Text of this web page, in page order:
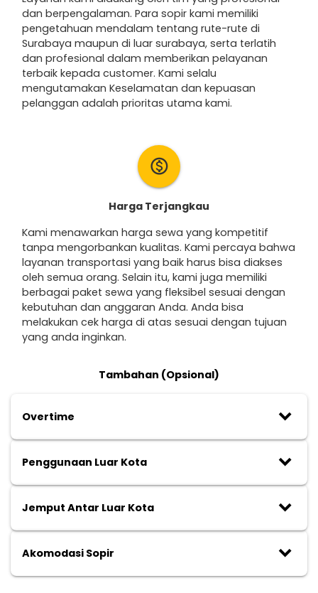
dan berpengalaman. Para sopir kami memiliki
pengetahuan mendalam tentang rute-rute di
Surabaya maupun di luar surabaya, serta terlatih
dan profesional dalam memberikan pelayanan
terbaik kepada customer. Kami selalu
mengutamakan Keselamatan dan kepuasan
pelanggan adalah prioritas utama kami.
monetization_on
Harga Terjangkau
Kami menawarkan harga sewa yang kompetitif
tanpa mengorbankan kualitas. Kami percaya bahwa
layanan transportasi yang baik harus bisa diakses
oleh semua orang. Selain itu, kami juga memiliki
berbagai paket sewa yang fleksibel sesuai dengan
kebutuhan dan anggaran Anda. Anda bisa
melakukan cek harga di atas sesuai dengan tujuan
yang anda inginkan.
Tambahan (Opsional)
Overtime keyboard_arrow_down
Penggunaan Luar Kota keyboard_arrow_down
Jemput Antar Luar Kota keyboard_arrow_down
Akomodasi Sopir keyboard_arrow_down